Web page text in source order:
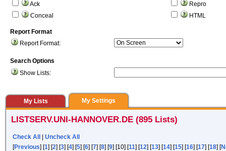
Ack
Repro
Conceal
HTML
Report Format
Report Format:
Search Options
Show Lists:
My Lists My Settings
LISTSERV.UNI-HANNOVER.DE (895 Lists)
Check All
Uncheck All
[Previous] [1] [2] [3] [4] [5] [6] [7] [8] [9] [10] [11] [12] [13] [14] [15] [16] [17] [18] [